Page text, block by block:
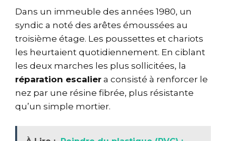
Dans un immeuble des années 1980, un
syndic a noté des arêtes émoussées au
troisième étage. Les poussettes et chariots
les heurtaient quotidiennement. En ciblant
les deux marches les plus sollicitées, la
réparation escalier a consisté à renforcer le
nez par une résine fibrée, plus résistante
qu’un simple mortier.